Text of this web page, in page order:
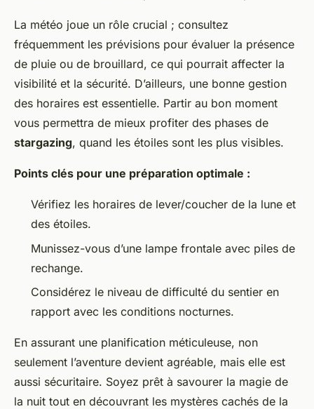
La météo joue un rôle crucial ; consultez
fréquemment les prévisions pour évaluer la présence
de pluie ou de brouillard, ce qui pourrait affecter la
visibilité et la sécurité. D’ailleurs, une bonne gestion
des horaires est essentielle. Partir au bon moment
vous permettra de mieux profiter des phases de
stargazing, quand les étoiles sont les plus visibles.
Points clés pour une préparation optimale :
Vérifiez les horaires de lever/coucher de la lune et
des étoiles.
Munissez-vous d’une lampe frontale avec piles de
rechange.
Considérez le niveau de difficulté du sentier en
rapport avec les conditions nocturnes.
En assurant une planification méticuleuse, non
seulement l’aventure devient agréable, mais elle est
aussi sécuritaire. Soyez prêt à savourer la magie de
la nuit tout en découvrant les mystères cachés de la